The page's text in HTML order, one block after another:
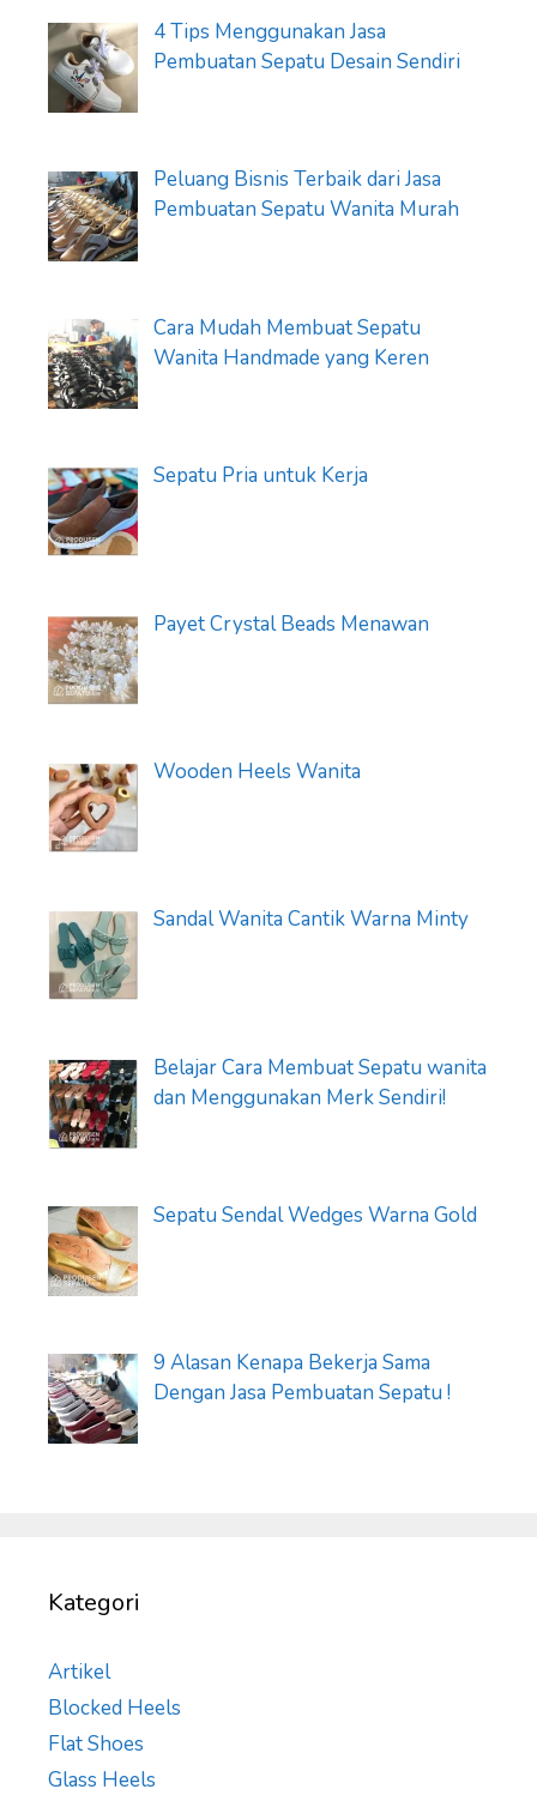
4 Tips Menggunakan Jasa
Pembuatan Sepatu Desain Sendiri
Peluang Bisnis Terbaik dari Jasa
Pembuatan Sepatu Wanita Murah
Cara Mudah Membuat Sepatu
Wanita Handmade yang Keren
Sepatu Pria untuk Kerja
Payet Crystal Beads Menawan
Wooden Heels Wanita
Sandal Wanita Cantik Warna Minty
Belajar Cara Membuat Sepatu wanita
dan Menggunakan Merk Sendiri!
Sepatu Sendal Wedges Warna Gold
9 Alasan Kenapa Bekerja Sama
Dengan Jasa Pembuatan Sepatu !
Kategori
Artikel
Blocked Heels
Flat Shoes
Glass Heels